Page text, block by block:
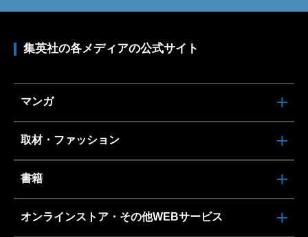
集英社の各メディアの公式サイト
マンガ
取材・ファッション
書籍
オンラインストア・その他WEBサービス